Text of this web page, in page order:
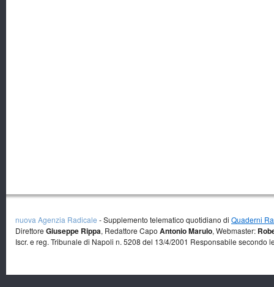
nuova Agenzia Radicale - Supplemento telematico quotidiano di Quaderni
Direttore Giuseppe Rippa, Redattore Capo Antonio Marulo, Webmaster:
Iscr. e reg. Tribunale di Napoli n. 5208 del 13/4/2001 Responsabile secondo